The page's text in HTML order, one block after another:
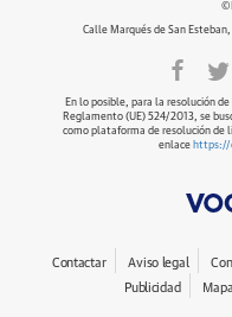
Calle Marqués de San
En lo posible, para la resolución
Reglamento (UE) 524/2013, se
como plataforma de resolución de
enlace https://
Contactar Aviso legal
Publicidad